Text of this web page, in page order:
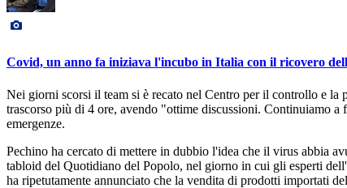
Covid, un anno fa iniziava l'incubo in Italia con il ricovero
Nei giorni scorsi il team si è recato nel Centro per il controllo e
trascorso più di 4 ore, avendo "ottime discussioni. Continuiamo
emergenze.
Pechino ha cercato di mettere in dubbio l'idea che il virus abbia
tabloid del Quotidiano del Popolo, nel giorno in cui gli esperti
ha ripetutamente annunciato che la vendita di prodotti importati